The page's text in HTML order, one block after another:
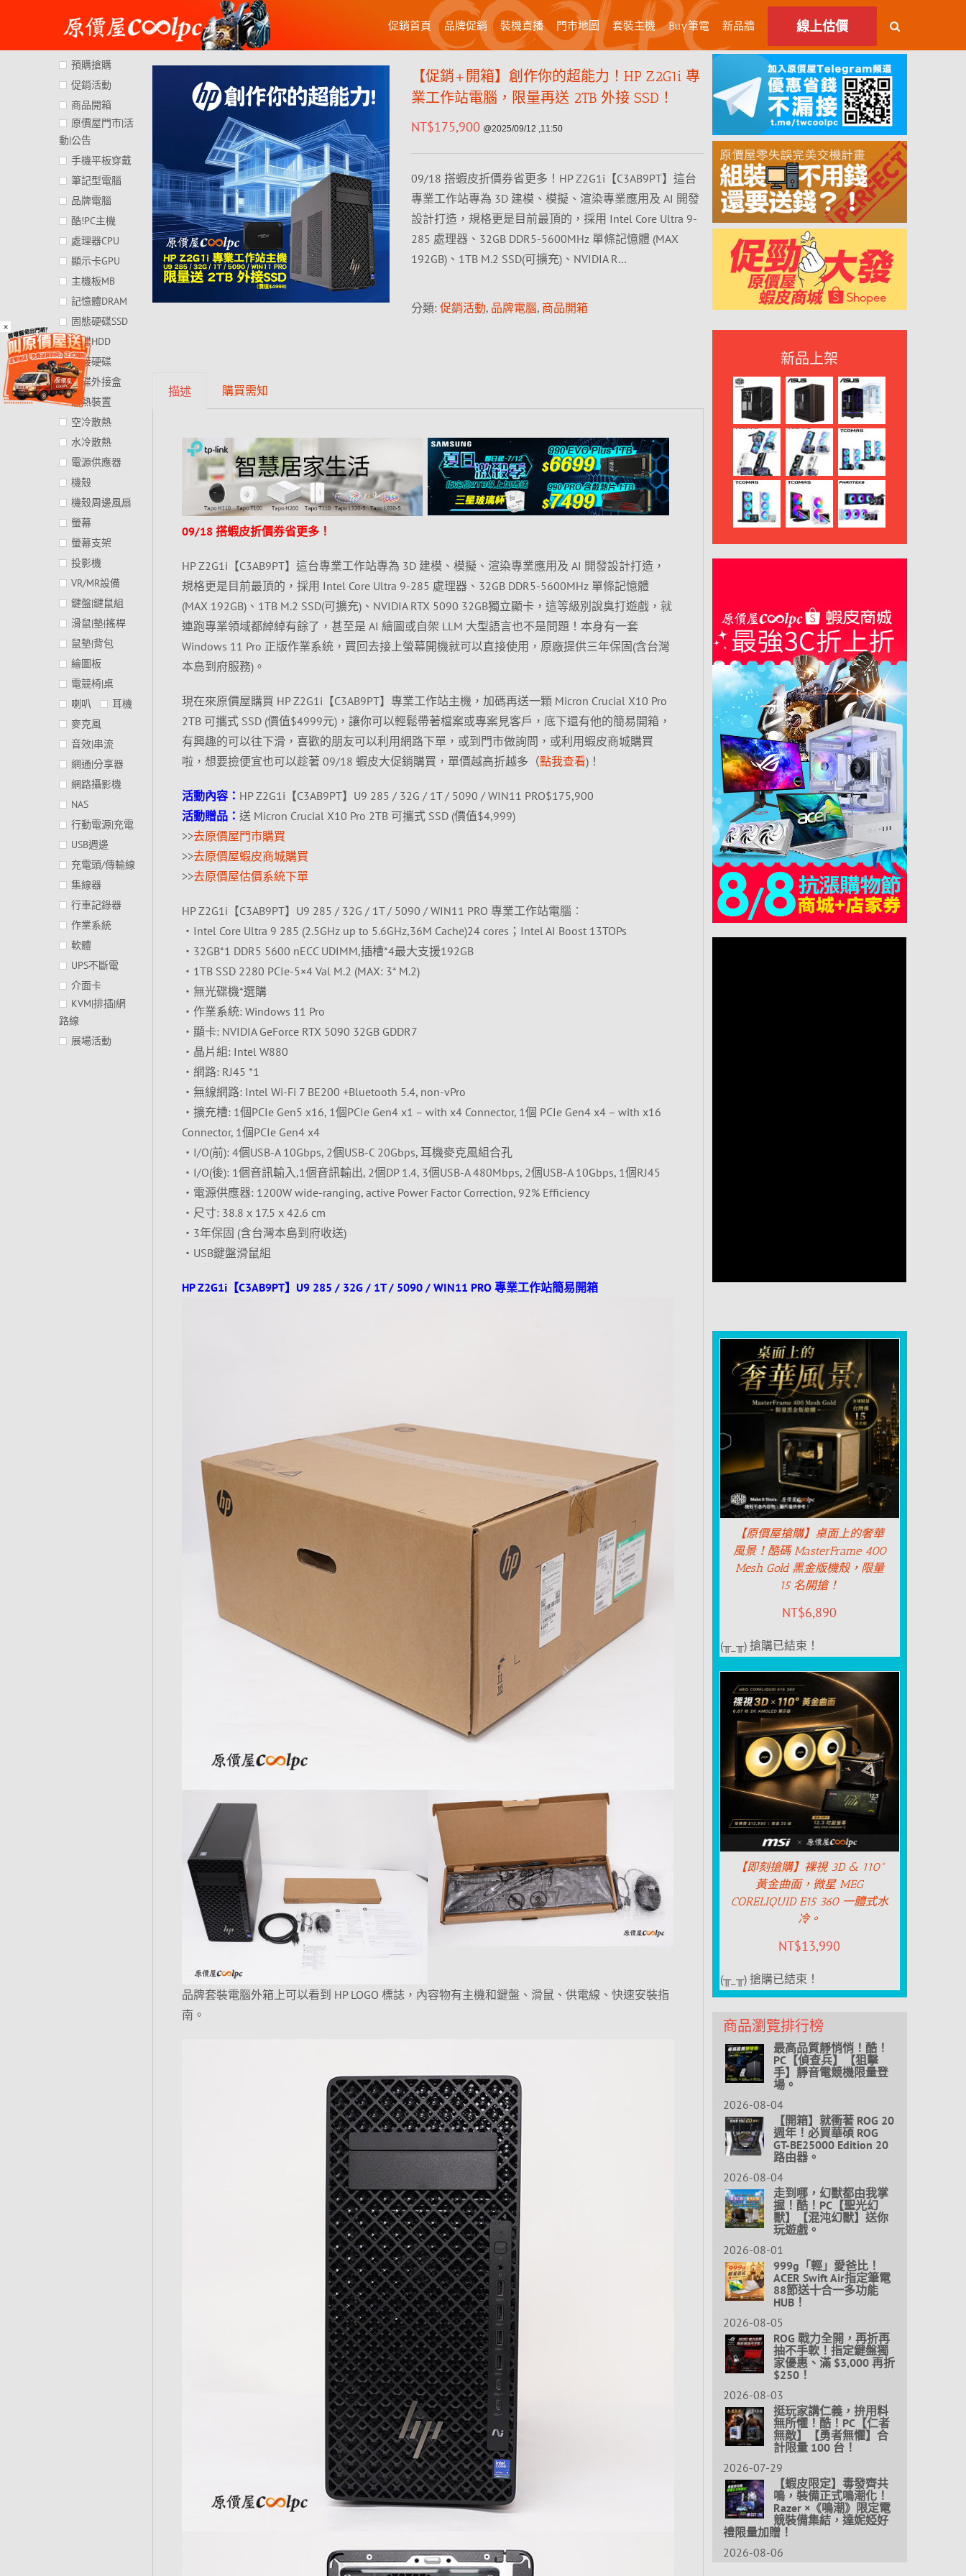
×
content
促銷首頁 品牌促銷 裝機直播 門市地圖 套裝主機 Buy筆電 新品牆 線上估價
【促銷+開箱】創作你的超能力！HP Z2G1i 專
業工作站電腦，限量再送 2TB 外接 SSD！
NT$175,900 @2025/09/12 ,11:50
09/18 搭蝦皮折價券省更多！HP Z2G1i【C3AB9PT】這台
專業工作站專為 3D 建模、模擬、渲染專業應用及 AI 開發
設計打造，規格更是目前最頂的，採用 Intel Core Ultra 9-
285 處理器、32GB DDR5-5600MHz 單條記憶體 (MAX
192GB)、1TB M.2 SSD(可擴充)、NVIDIA R…
分類: 促銷活動, 品牌電腦, 商品開箱
描述 購買需知
09/18 搭蝦皮折價券省更多！
HP Z2G1i【C3AB9PT】這台專業工作站專為 3D 建模、模擬、渲染專業應用及 AI 開發設計打造，
規格更是目前最頂的，採用 Intel Core Ultra 9-285 處理器、32GB DDR5-5600MHz 單條記憶體
(MAX 192GB)、1TB M.2 SSD(可擴充)、NVIDIA RTX 5090 32GB獨立顯卡，這等級別說臭打遊戲，就
連跑專業領域都綽綽有餘了，甚至是 AI 繪圖或自架 LLM 大型語言也不是問題！本身有一套
Windows 11 Pro 正版作業系統，買回去接上螢幕開機就可以直接使用，原廠提供三年保固(含台灣
本島到府服務)。
現在來原價屋購買 HP Z2G1i【C3AB9PT】專業工作站主機，加碼再送一顆 Micron Crucial X10 Pro
2TB 可攜式 SSD (價值$4999元)，讓你可以輕鬆帶著檔案或專案見客戶，底下還有他的簡易開箱，
有興趣的可以往下滑，喜歡的朋友可以利用網路下單，或到門市做詢問，或利用蝦皮商城購買
啦，想要撿便宜也可以趁著 09/18 蝦皮大促銷購買，單價越高折越多（點我查看)！
活動內容： HP Z2G1i【C3AB9PT】U9 285 / 32G / 1T / 5090 / WIN11 PRO$175,900
活動贈品： 送 Micron Crucial X10 Pro 2TB 可攜式 SSD (價值$4,999)
>>去原價屋門市購買
>>去原價屋蝦皮商城購買
>>去原價屋估價系統下單
HP Z2G1i【C3AB9PT】U9 285 / 32G / 1T / 5090 / WIN11 PRO 專業工作站電腦︰
‧Intel Core Ultra 9 285 (2.5GHz up to 5.6GHz,36M Cache)24 cores；Intel AI Boost 13TOPs
‧32GB*1 DDR5 5600 nECC UDIMM,插槽*4最大支援192GB
‧1TB SSD 2280 PCIe-5×4 Val M.2 (MAX: 3* M.2)
‧無光碟機*選購
‧作業系統: Windows 11 Pro
‧顯卡: NVIDIA GeForce RTX 5090 32GB GDDR7
‧晶片組: Intel W880
‧網路: RJ45 *1
‧無線網路: Intel Wi-Fi 7 BE200 +Bluetooth 5.4, non-vPro
‧擴充槽: 1個PCIe Gen5 x16, 1個PCIe Gen4 x1 – with x4 Connector, 1個 PCIe Gen4 x4 – with x16
Connector, 1個PCIe Gen4 x4
‧I/O(前): 4個USB-A 10Gbps, 2個USB-C 20Gbps, 耳機麥克風組合孔
‧I/O(後): 1個音訊輸入,1個音訊輸出, 2個DP 1.4, 3個USB-A 480Mbps, 2個USB-A 10Gbps, 1個RJ45
‧電源供應器: 1200W wide-ranging, active Power Factor Correction, 92% Efficiency
‧尺寸: 38.8 x 17.5 x 42.6 cm
‧3年保固 (含台灣本島到府收送)
‧USB鍵盤滑鼠組
HP Z2G1i【C3AB9PT】U9 285 / 32G / 1T / 5090 / WIN11 PRO 專業工作站簡易開箱
品牌套裝電腦外箱上可以看到 HP LOGO 標誌，內容物有主機和鍵盤、滑鼠、供電線、快速安裝指
南。
預購搶購
促銷活動
商品開箱
原價屋門市|活
動|公告
手機平板穿戴
筆記型電腦
品牌電腦
酷!PC主機
處理器CPU
顯示卡GPU
主機板MB
記憶體DRAM
固態硬碟SSD
硬碟HDD
外接硬碟
硬碟外接盒
散熱裝置
空冷散熱
水冷散熱
電源供應器
機殼
機殼周邊風扇
螢幕
螢幕支架
投影機
VR/MR設備
鍵盤|鍵鼠組
滑鼠|墊|搖桿
鼠墊|背包
繪圖板
電競椅|桌
喇叭
耳機
麥克風
音效|串流
網通|分享器
網路攝影機
NAS
行動電源|充電
USB週邊
充電頭/傳輸線
集線器
行車記錄器
作業系統
軟體
UPS不斷電
介面卡
KVM|排插|網
路線
展場活動
新品上架
【原價屋搶購】桌面上的奢華
風景！酷碼 MasterFrame 400
Mesh Gold 黑金版機殼，限量
15 名開搶！
NT$6,890
(╥_╥) 搶購已結束！
【即刻搶購】裸視 3D & 110°
黃金曲面，微星 MEG
CORELIQUID E15 360 一體式水
冷。
NT$13,990
(╥_╥) 搶購已結束！
商品瀏覽排行榜
最高品質靜悄悄！酷！
PC【偵查兵】【狙擊
手】靜音電競機限量登
場。
2026-08-04
【開箱】就衝著 ROG 20
週年！必買華碩 ROG
GT-BE25000 Edition 20
路由器。
2026-08-04
走到哪，幻獸都由我掌
握！酷！PC【聖光幻
獸】【混沌幻獸】送你
玩遊戲。
2026-08-01
999g「輕」愛爸比！
ACER Swift Air指定筆電
88節送十合一多功能
HUB！
2026-08-05
ROG 戰力全開，再折再
抽不手軟！指定鍵盤獨
家優惠、滿 $3,000 再折
$250！
2026-08-03
挺玩家講仁義，拚用料
無所懼！酷！PC【仁者
無敵】【勇者無懼】合
計限量 100 台！
2026-07-29
【蝦皮限定】毒發齊共
鳴，裝備正式鳴潮化！
Razer ×《鳴潮》限定電
競裝備集結，達妮婭好
禮限量加贈！
2026-08-06